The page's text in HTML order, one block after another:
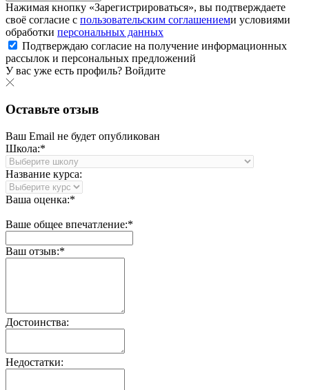
Нажимая кнопку «Зарегистрироваться», вы подтверждаете
своё согласие с пользовательским соглашениеми условиями
обработки персональных данных
Подтверждаю согласие на получение информационных
рассылок и персональных предложений
У вас уже есть профиль? Войдите
Оставьте отзыв
Ваш Email не будет опубликован
Школа:*
Название курса:
Ваша оценка:*
Ваше общее впечатление:*
Ваш отзыв:*
Достоинства:
Недостатки: